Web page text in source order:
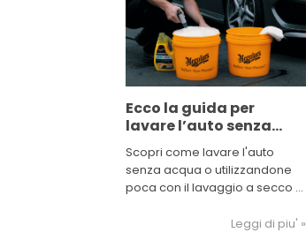
Ecco la guida per
lavare l’auto senza
sprecare acqua!
Scopri come lavare l'auto
senza acqua o utilizzandone
poca con il lavaggio a secco o
Leggi di piu' »